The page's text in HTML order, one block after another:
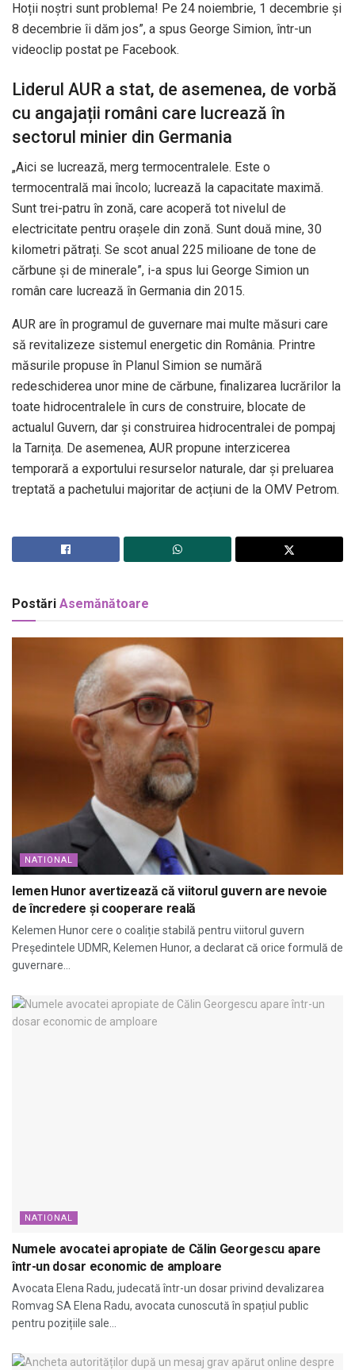
Hoții noștri sunt problema! Pe 24 noiembrie, 1 decembrie și
8 decembrie îi dăm jos”, a spus George Simion, într-un
videoclip postat pe Facebook.
Liderul AUR a stat, de asemenea, de vorbă
cu angajații români care lucrează în
sectorul minier din Germania
„Aici se lucrează, merg termocentralele. Este o
termocentrală mai încolo; lucrează la capacitate maximă.
Sunt trei-patru în zonă, care acoperă tot nivelul de
electricitate pentru orașele din zonă. Sunt două mine, 30
kilometri pătrați. Se scot anual 225 milioane de tone de
cărbune și de minerale”, i-a spus lui George Simion un
român care lucrează în Germania din 2015.
AUR are în programul de guvernare mai multe măsuri care
să revitalizeze sistemul energetic din România. Printre
măsurile propuse în Planul Simion se numără
redeschiderea unor mine de cărbune, finalizarea lucrărilor la
toate hidrocentralele în curs de construire, blocate de
actualul Guvern, dar și construirea hidrocentralei de pompaj
la Tarnița. De asemenea, AUR propune interzicerea
temporară a exportului resurselor naturale, dar și preluarea
treptată a pachetului majoritar de acțiuni de la OMV Petrom.
Postări Asemănătoare
NATIONAL
lemen Hunor avertizează că viitorul guvern are nevoie
de încredere și cooperare reală
Kelemen Hunor cere o coaliție stabilă pentru viitorul guvern
Președintele UDMR, Kelemen Hunor, a declarat că orice formulă de
guvernare...
NATIONAL
Numele avocatei apropiate de Călin Georgescu apare
într-un dosar economic de amploare
Avocata Elena Radu, judecată într-un dosar privind devalizarea
Romvag SA Elena Radu, avocata cunoscută în spațiul public
pentru pozițiile sale...